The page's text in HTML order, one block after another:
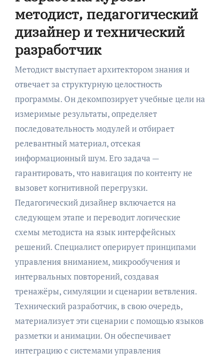
методист, педагогический
дизайнер и технический
разработчик
Методист выступает архитектором знания и
отвечает за структурную целостность
программы. Он декомпозирует учебные цели на
измеримые результаты, определяет
последовательность модулей и отбирает
релевантный материал, отсекая
информационный шум. Его задача —
гарантировать, что навигация по контенту не
вызовет когнитивной перегрузки.
Педагогический дизайнер включается на
следующем этапе и переводит логические
схемы методиста на язык интерфейсных
решений. Специалист оперирует принципами
управления вниманием, микрообучения и
интервальных повторений, создавая
тренажёры, симуляции и сценарии ветвления.
Технический разработчик, в свою очередь,
материализует эти сценарии с помощью языков
разметки и анимации. Он обеспечивает
интеграцию с системами управления